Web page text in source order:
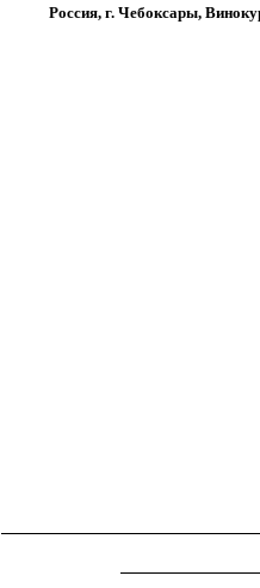
Россия, г. Чебоксары,